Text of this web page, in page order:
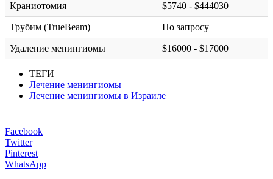
Краниотомия $5740 - $444030
Трубим (TrueBeam) По запросу
Удаление менингиомы $16000 - $17000
ТЕГИ
Лечение менингиомы
Лечение менингиомы в Израиле
Facebook
Twitter
Pinterest
WhatsApp